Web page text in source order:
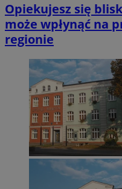
Opiekujesz się
może wpłynąć na
regionie